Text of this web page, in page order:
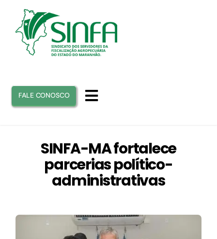
conteúdo
Toggle
SINFA
BOLETIM INFORMATIVO
FALE CONOSCO
SINFA-MA fortalece
parcerias político-
administrativas